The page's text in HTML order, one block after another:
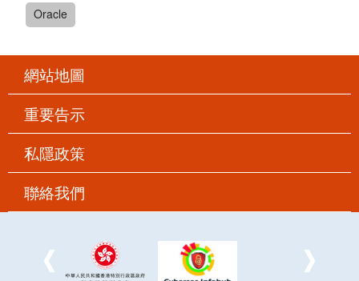
Oracle
網站地圖
重要告示
私隱政策
聯絡我們